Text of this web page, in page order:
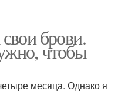
брови.
чтобы
месяца. Однако я